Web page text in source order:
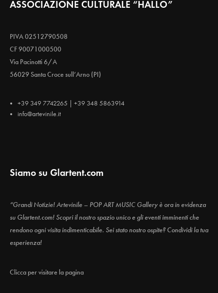
ASSOCIAZIONE CULTURALE “HALLO”
PIVA 02512790508
CF 90071000500
Via Pacinotti 6/A
56029 Santa Croce sull’Arno (PI)
+39 349 7742265 | +39 348 5863914
info@artevinile.it
Siamo su Glartent.com
“Grandi Notizie! Artevinile – POP ART MUSIC Gallery è ora in evidenza
su Glartent.com! Scopri il nostro spazio unico e gli eventi imminenti che
rendono ogni visita indimenticabile. Sei stato nostro ospite? Condividi la tua
esperienza!
Clicca per visitare la pagina